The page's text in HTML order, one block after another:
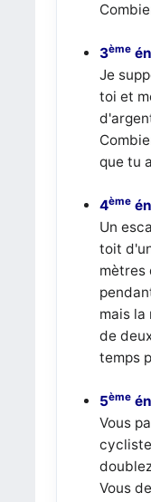
3ème
Je
toi et
que tu
4ème
Un
toit
mètres
mais la
de
temps
5ème
Vous
Vous